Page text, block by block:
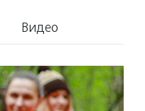
Видео